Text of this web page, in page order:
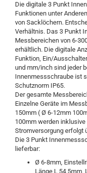
Die digitale 3 Punkt
Funktionen unter
von Sacklöchern.
Verhältnis. Das 3 Punkt
Messbereichen von 6-
erhältlich. Die digitale
Funktion, Ein/
und mm/inch sind jeder
Innenmessschraube ist
Schutznorm IP65.
Der gesamte
Einzelne Geräte im
150mm ( Ø 6-12mm
100mm werden
Stromversorgung erfolgt
Die 3 Punkt
lieferbar:
Ø 6-8mm,
Länge L 54,5mm,